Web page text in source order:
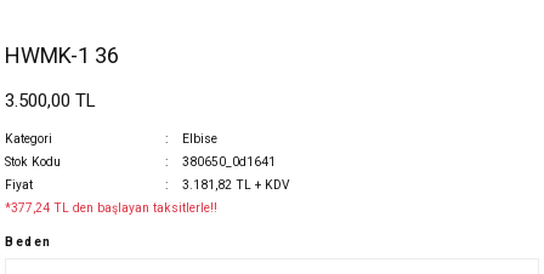
HWMK-1 36
3.500,00 TL
Kategori
Elbise
Stok Kodu
380650_0d1641
Fiyat
3.181,82 TL + KDV
*377,24 TL den başlayan taksitlerle!!
Beden